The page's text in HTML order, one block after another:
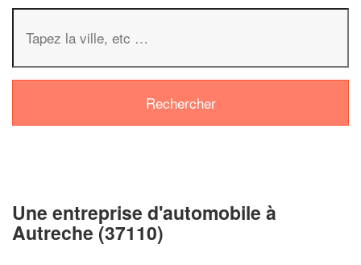
Une entreprise d'automobile à
Autreche (37110)
✕
Vous êtes un
professionnel ?
nouveaux clients!